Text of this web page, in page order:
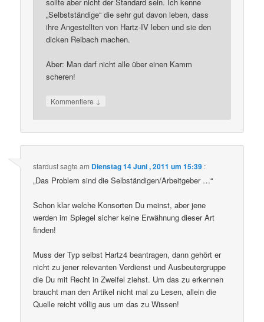
„Selbstständige“ die sehr gut davon leben, dass
ihre Angestellten von Hartz-IV leben und sie den
dicken Reibach machen.
Aber: Man darf nicht alle über einen Kamm
scheren!
Kommentiere ↓
stardustsagte am Dienstag 14 Juni , 2011 um 15:39 :
„Das Problem sind die Selbständigen/Arbeitgeber …“
Schon klar welche Konsorten Du meinst, aber jene
werden im Spiegel sicher keine Erwähnung dieser Art
finden!
Muss der Typ selbst Hartz4 beantragen, dann gehört er
nicht zu jener relevanten Verdienst und Ausbeutergruppe
die Du mit Recht in Zweifel ziehst. Um das zu erkennen
braucht man den Artikel nicht mal zu Lesen, allein die
Quelle reicht völlig aus um das zu Wissen!